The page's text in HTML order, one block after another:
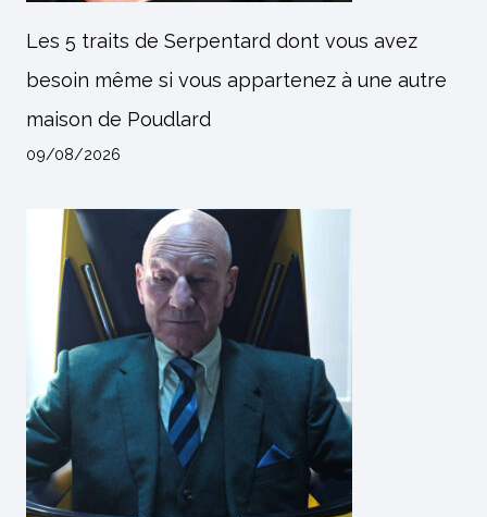
Les 5 traits de Serpentard dont vous avez
besoin même si vous appartenez à une autre
maison de Poudlard
09/08/2026